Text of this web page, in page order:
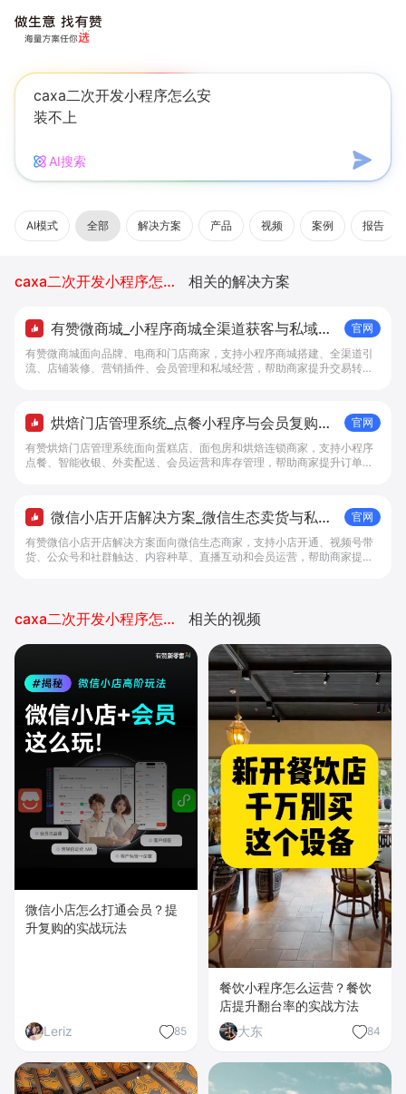
AI搜索
AI模式 全部 解决方案 产品 视频 案例 报告
caxa二次开发小程序怎么安装不上 相关的解决方案
有赞微商城_小程序商城全渠道获客与私域复
购工具 - 做生意, 找有赞
官网
有赞微商城面向品牌、电商和门店商家，支持小程序商城搭建、全渠道引
流、店铺装修、营销插件、会员管理和私域经营，帮助商家提升交易转化
烘焙门店管理系统_点餐小程序与会员复购工
具 - 做生意, 找有赞
官网
有赞烘焙门店管理系统面向蛋糕店、面包房和烘焙连锁商家，支持小程序
点餐、智能收银、外卖配送、会员运营和库存管理，帮助商家提升订单转
微信小店开店解决方案_微信生态卖货与私域
经营 - 做生意, 找有赞
官网
有赞微信小店开店解决方案面向微信生态商家，支持小店开通、视频号带
货、公众号和社群触达、内容种草、直播互动和会员运营，帮助商家提升
caxa二次开发小程序怎么安装不上 相关的视频
微信小店怎么打通会员？提
升复购的实战玩法
Leriz 85
餐饮小程序怎么运营？餐饮
店提升翻台率的实战方法
大东
84